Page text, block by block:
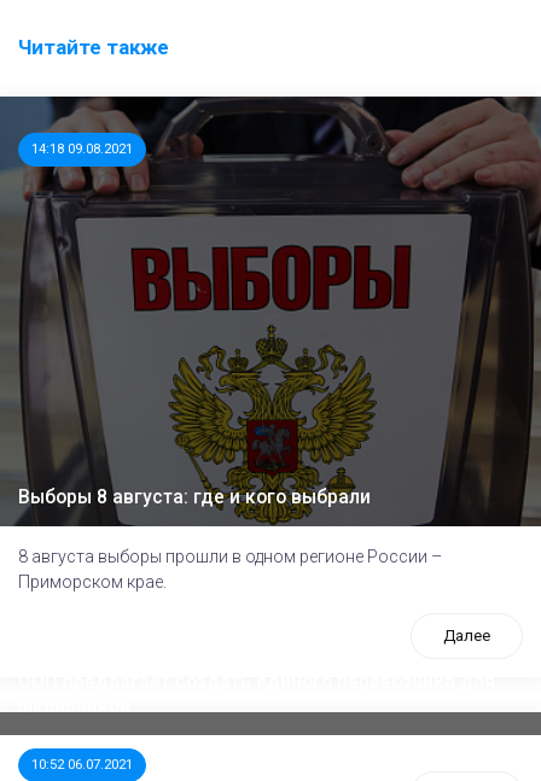
Читайте также
14:18 09.08.2021
Выборы 8 августа: где и кого выбрали
8 августа выборы прошли в одном регионе России –
Приморском крае.
Далее
10:52 06.07.2021